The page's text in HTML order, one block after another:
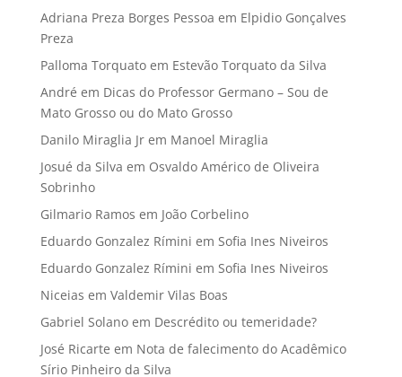
Adriana Preza Borges Pessoa em Elpidio Gonçalves
Preza
Palloma Torquatoem Estevão Torquato da Silva
André em Dicas do Professor Germano – Sou de
Mato Grosso ou do Mato Grosso
Danilo Miraglia Jrem Manoel Miraglia
Josué da Silva em Osvaldo Américo de Oliveira
Sobrinho
Gilmario Ramos em João Corbelino
Eduardo Gonzalez Rímini em Sofia Ines Niveiros
Eduardo Gonzalez Rímini em Sofia Ines Niveiros
Niceias em Valdemir Vilas Boas
Gabriel Solanoem Descrédito ou temeridade?
José Ricarte em Nota de falecimento do Acadêmico
Sírio Pinheiro da Silva